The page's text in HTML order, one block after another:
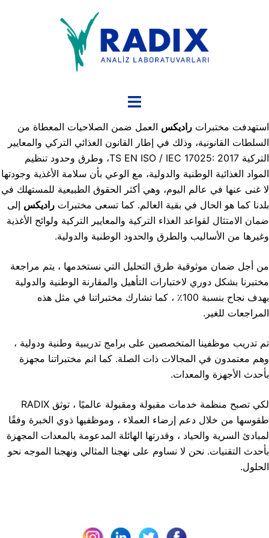
تبديل
استهدفت مختبرات راديكس العمل ضمن الصلاحيات المعطاة من
السلطات القانونية، وذلك في إطار القانون الغذائي التركي والمعايير
التركية TS EN ISO / IEC 17025: 2017، وطرق وحدود تنظيم
المواد الغذائية الوطنية والدولية، مع الوعي بأن سلامة الأغذية وجودتها
لا غنى عنها في عالم اليوم، وهي أكثر الحقوق الطبيعية للمستهلك في
بلدنا كما هو الحال في بقية العالم. كما تسعى مختبرات راديكس إلى
ضمان الامتثال لقواعد الغذاء التركية والمعايير التركية ولوائح الأغذية
وغيرها من الأساليب والطرق والحدود الوطنية والدولية.
من أجل ضمان موثوقية طرق التحليل التي نستخدمها ، يتم مراجعة
مختبرنا بشكل دوري لاختبارات التأهيل والمقارنة الوطنية والدولية
بهدف نجاح بنسبة 100٪ ، كما تشارك مختبراتنا في مثل هذه
المراجعات للغير.
تم تدريب موظفينا المتخصصين على برامج تدريبية وطنية ودولية ،
وهم معتمدون في المجالات ذات الصلة. كما انم مختبراتنا مجهزة
بأحدث الأجهزة والمعدات.
لكي تصبح منظمة خدمات مقبولة ومقبولة عالميًا ، توثق RADIX
طقوسها من خلال دعم إرضاء العملاء ، وموظفيها ذوي الخبرة وفقًا
لمبادئ السرية والحياد ، وقدرتها الهائلة المدعومة بالمعدات المجهزة
بأحدث التقنيات. نحن لا نساوم على نهجنا المثالي ونهجنا الموجه نحو
الحلول.